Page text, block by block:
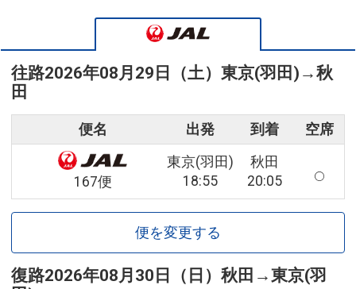
往路2026年08月29日（土） 東京(羽田) →秋
田
便名 出発 到着 空席
167便
東京(羽田)
18:55
秋田
20:05
便を変更する
復路2026年08月30日（日） 秋田 →東京(羽